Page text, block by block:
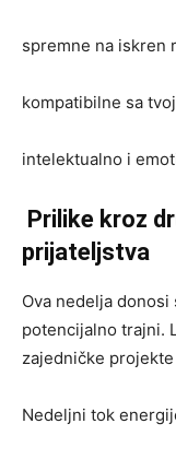
spremne na iskren
kompatibilne sa
intelektualno i
Prilike kroz
prijateljstva
Ova nedelja
potencijalno trajni.
zajedničke
Nedeljni tok